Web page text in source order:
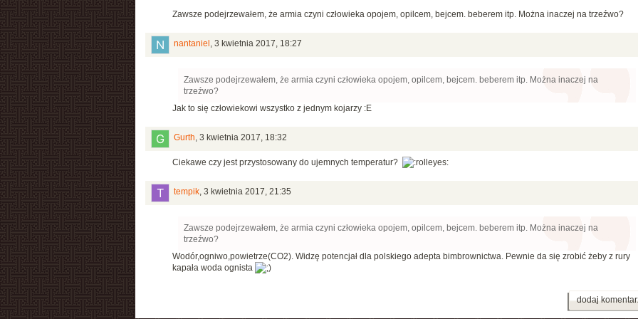
Zawsze podejrzewałem, że armia czyni człowieka opojem, opilcem, bejcem. beberem itp. Można inaczej na trzeźwo?
nantaniel , 3 kwietnia 2017, 18:27
Zawsze podejrzewałem, że armia czyni człowieka opojem, opilcem, bejcem. beberem itp. Można inaczej na
trzeźwo?
Jak to się człowiekowi wszystko z jednym kojarzy :E
Gurth, 3 kwietnia 2017, 18:32
Ciekawe czy jest przystosowany do ujemnych temperatur?
tempik, 3 kwietnia 2017, 21:35
Zawsze podejrzewałem, że armia czyni człowieka opojem, opilcem, bejcem. beberem itp. Można inaczej na
trzeźwo?
Wodór,ogniwo,powietrze(CO2). Widzę potencjał dla polskiego adepta bimbrownictwa. Pewnie da się zrobić żeby z rury
kapała woda ognista
dodaj